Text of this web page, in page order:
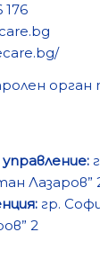
176
орган
Лазаров”
гр.
2